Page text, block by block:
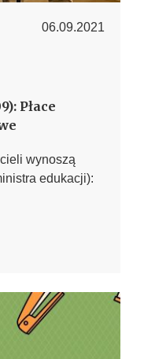
06.09.2021
Płace
wynoszą
edukacji):